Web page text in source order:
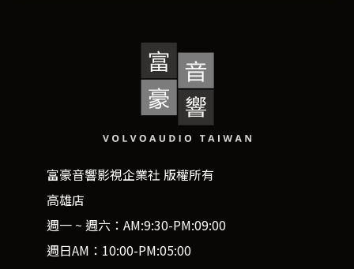
富豪音響影視企業社 版權所有
高雄店
週一 ~ 週六：AM:9:30-PM:09:00
週日AM：10:00-PM:05:00